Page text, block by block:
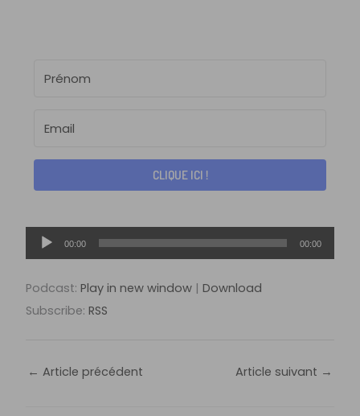
CLIQUE ICI !
Lecteur
audio
00:00 00:00
Podcast:Play in new window |Download
Subscribe:RSS
← Article précédent Article suivant →